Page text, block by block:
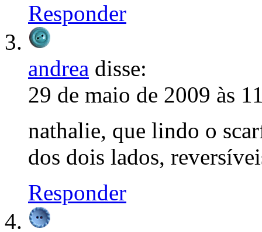
Responder
andrea disse:
29 de maio de 2009 às
nathalie, que lindo o
dos dois lados,
Responder